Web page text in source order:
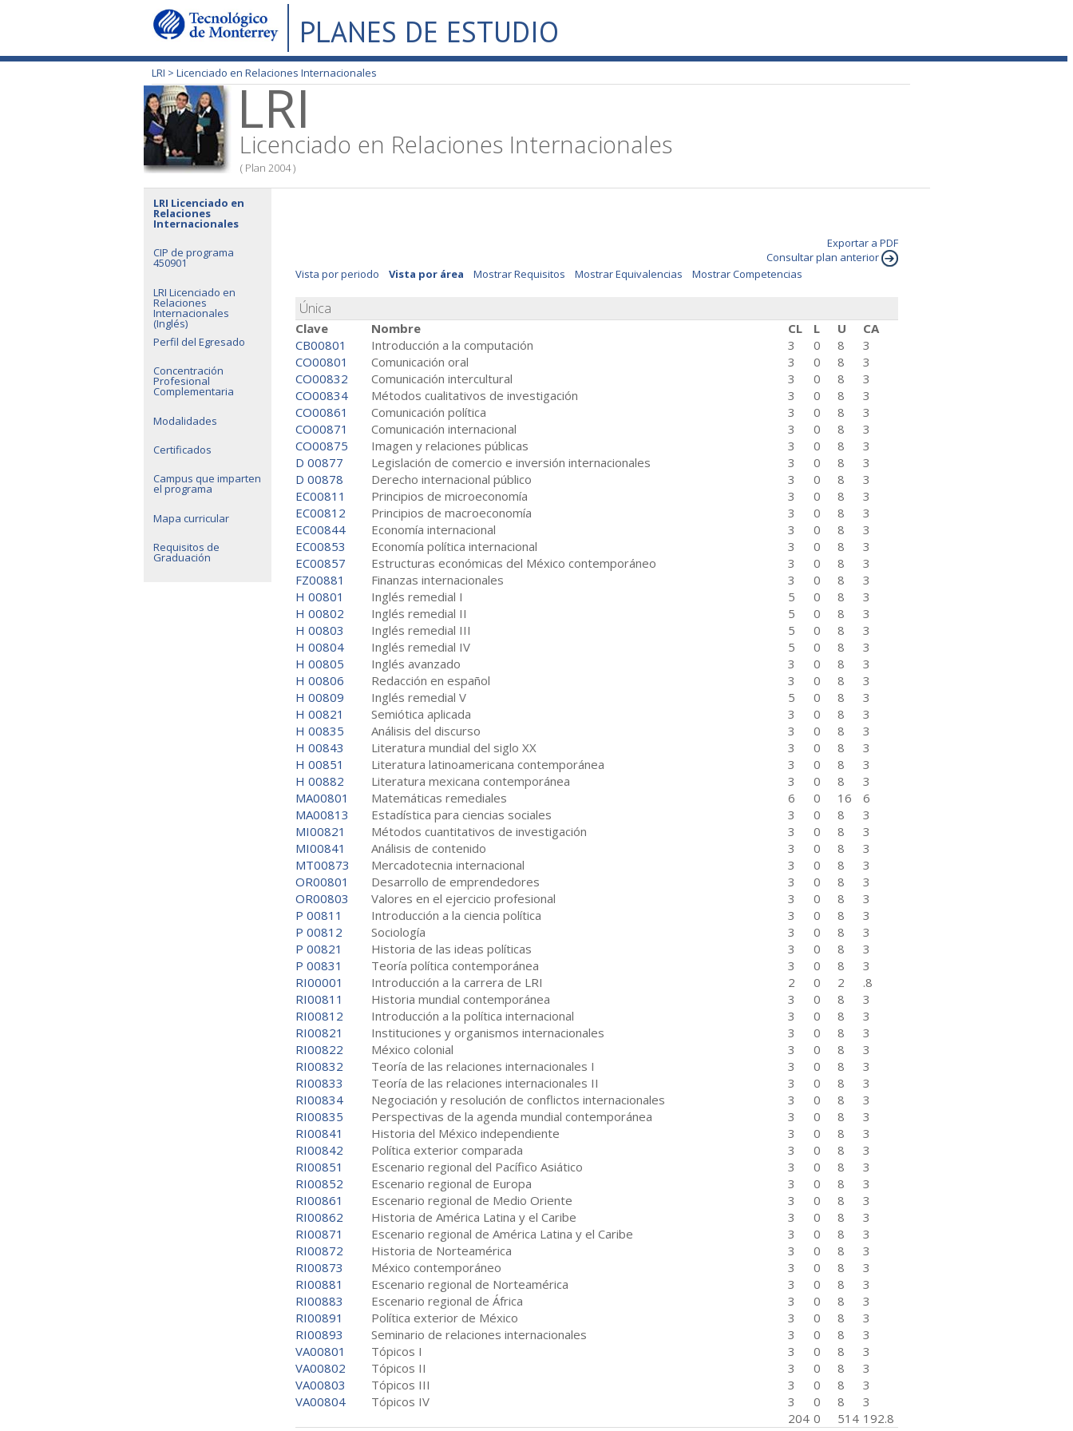
PLANES DE ESTUDIO
LRI > Licenciado en Relaciones Internacionales
LRI
Licenciado en Relaciones Internacionales
( Plan 2004 )
LRI Licenciado en
Relaciones
Internacionales
CIP de programa
450901
LRI Licenciado en
Relaciones
Internacionales
(Inglés)
Perfil del Egresado
Concentración
Profesional
Complementaria
Modalidades
Certificados
Campus que imparten
el programa
Mapa curricular
Requisitos de
Graduación
Exportar a PDF
Consultar plan anterior
Vista por periodo
Vista por área Mostrar Requisitos Mostrar Equivalencias Mostrar Competencias
Única
Clave Nombre CL L U
CA
CB00801
Introducción a la computación 3 0 8
3
CO00801
Comunicación oral 3 0 8
3
CO00832
Comunicación intercultural 3 0 8
3
CO00834
Métodos cualitativos de investigación 3 0 8
3
CO00861
Comunicación política 3 0 8
3
CO00871
Comunicación internacional 3 0 8
3
CO00875
Imagen y relaciones públicas 3 0 8
3
D 00877
Legislación de comercio e inversión internacionales 3 0 8
3
D 00878
Derecho internacional público 3 0 8
3
EC00811
Principios de microeconomía 3 0 8
3
EC00812
Principios de macroeconomía 3 0 8
3
EC00844
Economía internacional 3 0 8
3
EC00853
Economía política internacional 3 0 8
3
EC00857
Estructuras económicas del México contemporáneo 3 0 8
3
FZ00881
Finanzas internacionales 3 0 8
3
H 00801
Inglés remedial I 5 0 8
3
H 00802
Inglés remedial II 5 0 8
3
H 00803
Inglés remedial III 5 0 8
3
H 00804
Inglés remedial IV 5 0 8
3
H 00805
Inglés avanzado 3 0 8
3
H 00806
Redacción en español 3 0 8
3
H 00809
Inglés remedial V 5 0 8
3
H 00821
Semiótica aplicada 3 0 8
3
H 00835
Análisis del discurso 3 0 8
3
H 00843
Literatura mundial del siglo XX 3 0 8
3
H 00851
Literatura latinoamericana contemporánea 3 0 8
3
H 00882
Literatura mexicana contemporánea 3 0 8
3
MA00801
Matemáticas remediales 6 0 16
6
MA00813
Estadística para ciencias sociales 3 0 8
3
MI00821
Métodos cuantitativos de investigación 3 0 8
3
MI00841
Análisis de contenido 3 0 8
3
MT00873
Mercadotecnia internacional 3 0 8
3
OR00801
Desarrollo de emprendedores 3 0 8
3
OR00803
Valores en el ejercicio profesional 3 0 8
3
P 00811
Introducción a la ciencia política 3 0 8
3
P 00812
Sociología 3 0 8
3
P 00821
Historia de las ideas políticas 3 0 8
3
P 00831
Teoría política contemporánea 3 0 8
3
RI00001
Introducción a la carrera de LRI 2 0 2
.8
RI00811
Historia mundial contemporánea 3 0 8
3
RI00812
Introducción a la política internacional 3 0 8
3
RI00821
Instituciones y organismos internacionales 3 0 8
3
RI00822
México colonial 3 0 8
3
RI00832
Teoría de las relaciones internacionales I 3 0 8
3
RI00833
Teoría de las relaciones internacionales II 3 0 8
3
RI00834
Negociación y resolución de conflictos internacionales 3 0 8
3
RI00835
Perspectivas de la agenda mundial contemporánea 3 0 8
3
RI00841
Historia del México independiente 3 0 8
3
RI00842
Política exterior comparada 3 0 8
3
RI00851
Escenario regional del Pacífico Asiático 3 0 8
3
RI00852
Escenario regional de Europa 3 0 8
3
RI00861
Escenario regional de Medio Oriente 3 0 8
3
RI00862
Historia de América Latina y el Caribe 3 0 8
3
RI00871
Escenario regional de América Latina y el Caribe 3 0 8
3
RI00872
Historia de Norteamérica 3 0 8
3
RI00873
México contemporáneo 3 0 8
3
RI00881
Escenario regional de Norteamérica 3 0 8
3
RI00883
Escenario regional de África 3 0 8
3
RI00891
Política exterior de México 3 0 8
3
RI00893
Seminario de relaciones internacionales 3 0 8
3
VA00801
Tópicos I 3 0 8
3
VA00802
Tópicos II 3 0 8
3
VA00803
Tópicos III 3 0 8
3
VA00804
Tópicos IV 3 0 8
3
204 0 514 192.8